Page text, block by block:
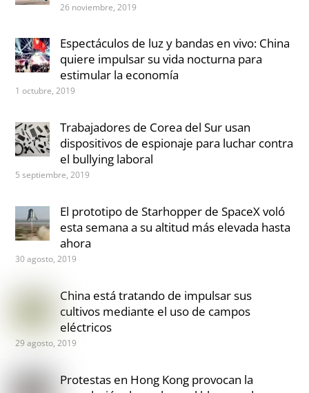
26 noviembre, 2019
Espectáculos de luz y bandas en vivo: China
quiere impulsar su vida nocturna para
estimular la economía
1 octubre, 2019
Trabajadores de Corea del Sur usan
dispositivos de espionaje para luchar contra
el bullying laboral
5 septiembre, 2019
El prototipo de Starhopper de SpaceX voló
esta semana a su altitud más elevada hasta
ahora
30 agosto, 2019
China está tratando de impulsar sus
cultivos mediante el uso de campos
eléctricos
29 agosto, 2019
Protestas en Hong Kong provocan la